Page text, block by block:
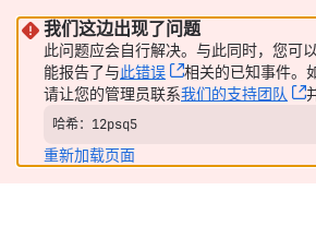
我们这边出现了问题
此问题应会自行解决。与此同时，您可
能报告了与此错误 , (opens new
相关的已知事件。
请让您的管理员联系我们的支持团队 ,
哈希：12psq5
重新加载页面